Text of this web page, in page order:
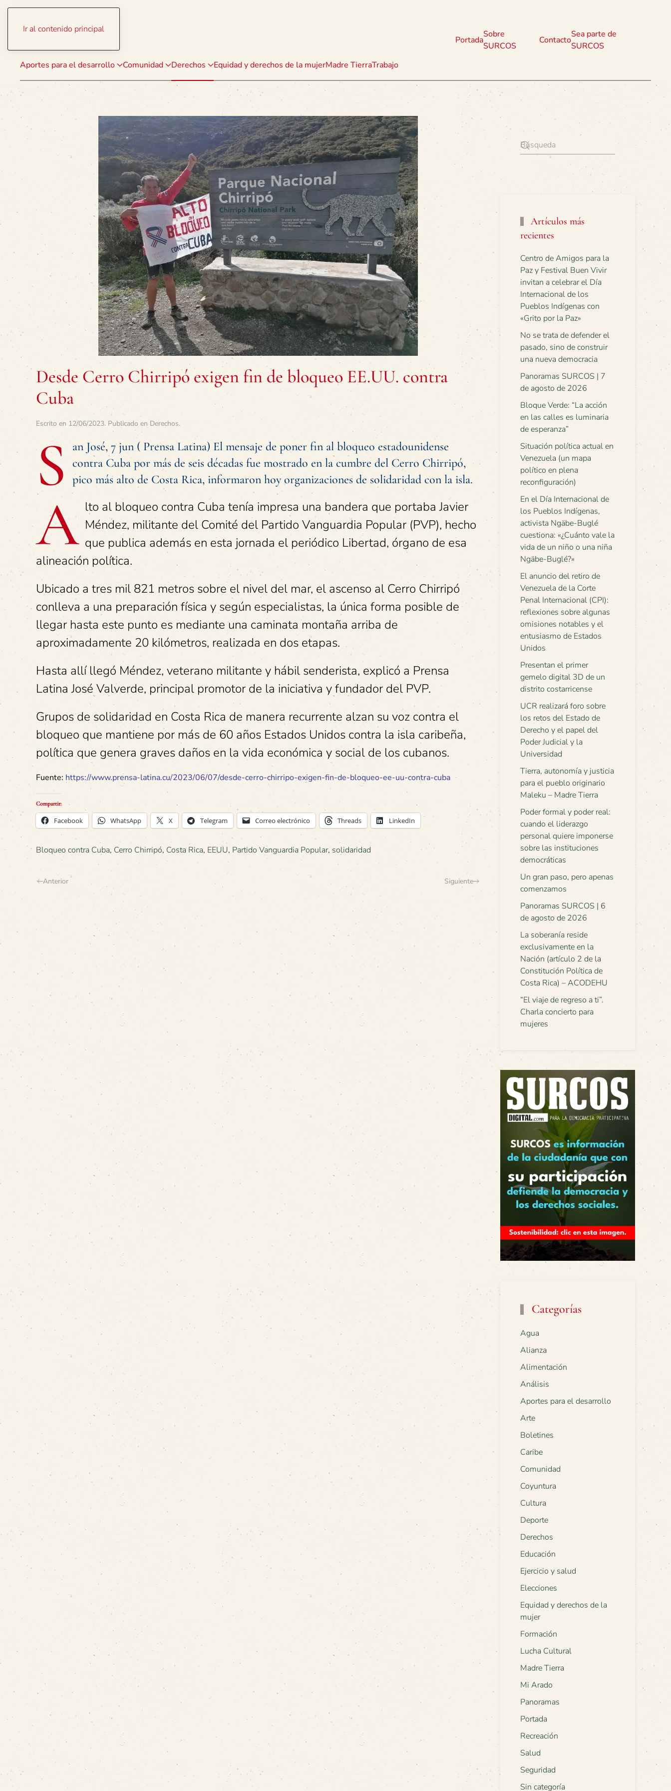
Ir al contenido principal
Aportes para el desarrollo Comunidad Derechos Equidad y derechos de la mujerMadre TierraTrabajo
Portada
Sobre
SURCOS
Contacto
Sea parte de
SURCOS
Desde Cerro Chirripó exigen fin de bloqueo EE.UU. contra
Cuba
Escrito en 12/06/2023. Publicado en Derechos.
S
an José, 7 jun ( Prensa Latina) El mensaje de poner fin al bloqueo estadounidense
contra Cuba por más de seis décadas fue mostrado en la cumbre del Cerro Chirripó,
pico más alto de Costa Rica, informaron hoy organizaciones de solidaridad con la isla.
A lto al bloqueo contra Cuba tenía impresa una bandera que portaba Javier
Méndez, militante del Comité del Partido Vanguardia Popular (PVP), hecho
que publica además en esta jornada el periódico Libertad, órgano de esa
alineación política.
Ubicado a tres mil 821 metros sobre el nivel del mar, el ascenso al Cerro Chirripó
conlleva a una preparación física y según especialistas, la única forma posible de
llegar hasta este punto es mediante una caminata montaña arriba de
aproximadamente 20 kilómetros, realizada en dos etapas.
Hasta allí llegó Méndez, veterano militante y hábil senderista, explicó a Prensa
Latina José Valverde, principal promotor de la iniciativa y fundador del PVP.
Grupos de solidaridad en Costa Rica de manera recurrente alzan su voz contra el
bloqueo que mantiene por más de 60 años Estados Unidos contra la isla caribeña,
política que genera graves daños en la vida económica y social de los cubanos.
Fuente: https://www.prensa-latina.cu/2023/06/07/desde-cerro-chirripo-exigen-fin-de-bloqueo-ee-uu-contra-cuba
Compartir:
Facebook WhatsApp X Telegram Correo electrónico Threads LinkedIn
Bloqueo contra Cuba, Cerro Chirripó, Costa Rica, EEUU, Partido Vanguardia Popular, solidaridad
Anterior Siguiente
Artículos más
recientes
Centro de Amigos para la
Paz y Festival Buen Vivir
invitan a celebrar el Día
Internacional de los
Pueblos Indígenas con
«Grito por la Paz»
No se trata de defender el
pasado, sino de construir
una nueva democracia
Panoramas SURCOS | 7
de agosto de 2026
Bloque Verde: “La acción
en las calles es luminaria
de esperanza”
Situación política actual en
Venezuela (un mapa
político en plena
reconfiguración)
En el Día Internacional de
los Pueblos Indígenas,
activista Ngäbe-Buglé
cuestiona: «¿Cuánto vale la
vida de un niño o una niña
Ngäbe-Buglé?»
El anuncio del retiro de
Venezuela de la Corte
Penal Internacional (CPI):
reflexiones sobre algunas
omisiones notables y el
entusiasmo de Estados
Unidos
Presentan el primer
gemelo digital 3D de un
distrito costarricense
UCR realizará foro sobre
los retos del Estado de
Derecho y el papel del
Poder Judicial y la
Universidad
Tierra, autonomía y justicia
para el pueblo originario
Maleku – Madre Tierra
Poder formal y poder real:
cuando el liderazgo
personal quiere imponerse
sobre las instituciones
democráticas
Un gran paso, pero apenas
comenzamos
Panoramas SURCOS | 6
de agosto de 2026
La soberanía reside
exclusivamente en la
Nación (artículo 2 de la
Constitución Política de
Costa Rica) – ACODEHU
“El viaje de regreso a ti”.
Charla concierto para
mujeres
Categorías
Agua
Alianza
Alimentación
Análisis
Aportes para el desarrollo
Arte
Boletines
Caribe
Comunidad
Coyuntura
Cultura
Deporte
Derechos
Educación
Ejercicio y salud
Elecciones
Equidad y derechos de la
mujer
Formación
Lucha Cultural
Madre Tierra
Mi Arado
Panoramas
Portada
Recreación
Salud
Seguridad
Sin categoría